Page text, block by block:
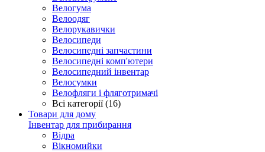
Велогума
Велоодяг
Велорукавички
Велосипеди
Велосипедні запчастини
Велосипедні комп'ютери
Велосипедний інвентар
Велосумки
Велофляги і фляготримачі
Всі категорії (16)
Товари для дому
Інвентар для прибирання
Відра
Вікномийки